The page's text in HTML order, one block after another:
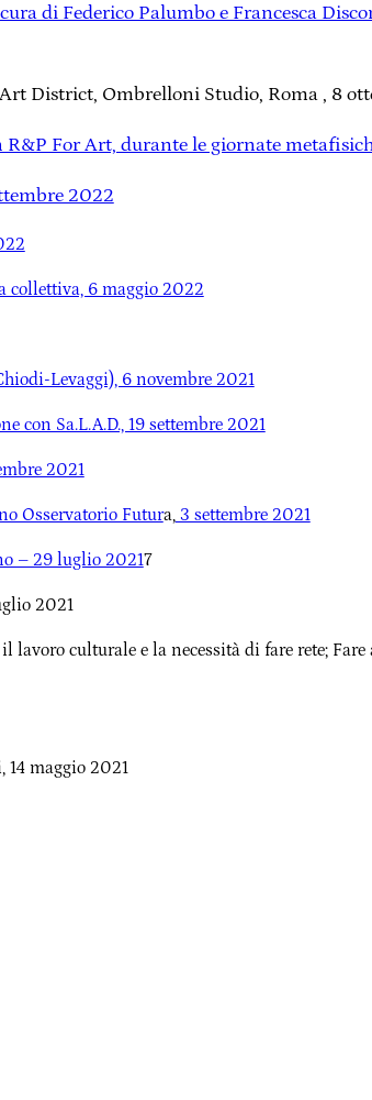
di Federico Palumbo e Francesca
District, Ombrelloni Studio, Roma , 8
For Art, durante le giornate
2022
collettiva, 6 maggio 2022
Levaggi), 6 novembre 2021
con Sa.L.A.D., 19 settembre 2021
2021
Osservatorio Futura,3 settembre 2021
– 29 luglio 20217
2021
culturale e la necessità di fare rete; Fare
maggio 2021